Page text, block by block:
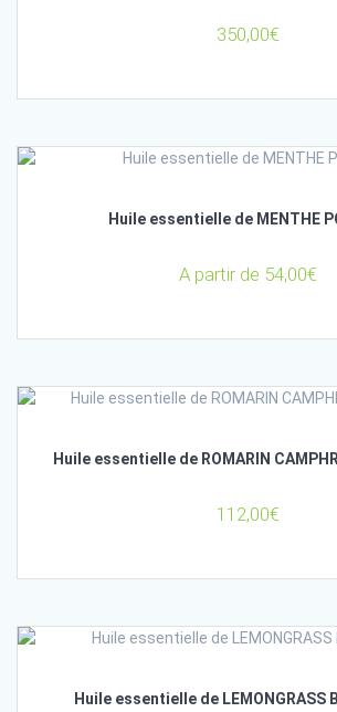
350,00€
Huile essentielle de MENTHE
A partir de 54,00€
Huile essentielle de ROMARIN
112,00€
Huile essentielle de LEMONGRASS